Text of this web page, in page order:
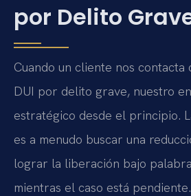
por Delito
Cuando un cliente nos contacta
DUI por delito grave, nuestro
estratégico desde el principio.
es a menudo buscar una
lograr la liberación bajo
mientras el caso está